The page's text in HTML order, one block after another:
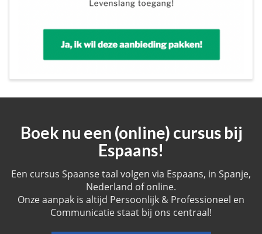
Boek nu een (online) cursus bij
Espaans!
Een cursus Spaanse taal volgen via Espaans, in Spanje,
Nederland of online.
Onze aanpak is altijd Persoonlijk & Professioneel en
Communicatie staat bij ons centraal!